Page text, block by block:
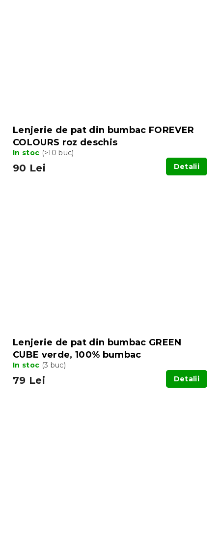
Lenjerie de pat din bumbac FOREVER
COLOURS roz deschis
In stoc (>10 buc)
90 Lei Detalii
Lenjerie de pat din bumbac GREEN
CUBE verde, 100% bumbac
In stoc (3 buc)
79 Lei Detalii